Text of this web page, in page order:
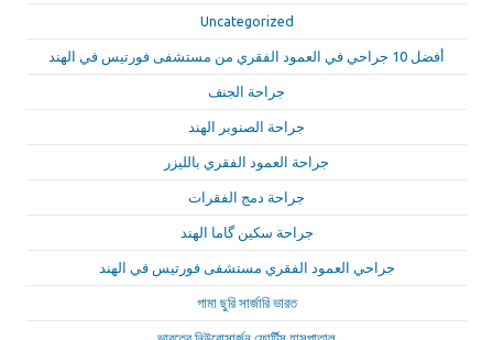
Uncategorized
أفضل 10 جراحي في العمود الفقري من مستشفى فورتيس في الهند
جراحة الجنف
جراحة الصنوبر الهند
جراحة العمود الفقري بالليزر
جراحة دمج الفقرات
جراحة سكين گاما الهند
جراحي العمود الفقري مستشفى فورتيس في الهند
গামা ছুরি সার্জারি ভারত